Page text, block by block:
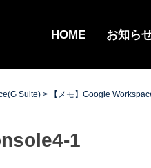
HOME お知ら
Suite) >
【メモ】Google
1